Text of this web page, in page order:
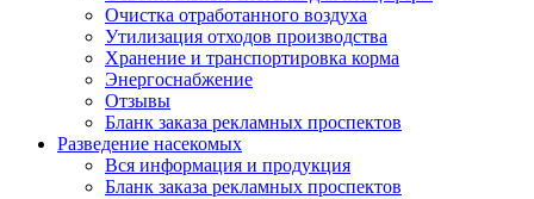
Очистка отработанного воздуха
Утилизация отходов производства
Хранение и транспортировка корма
Энергоснабжение
Отзывы
Бланк заказа рекламных проспектов
Разведение насекомых
Вся информация и продукция
Бланк заказа рекламных проспектов